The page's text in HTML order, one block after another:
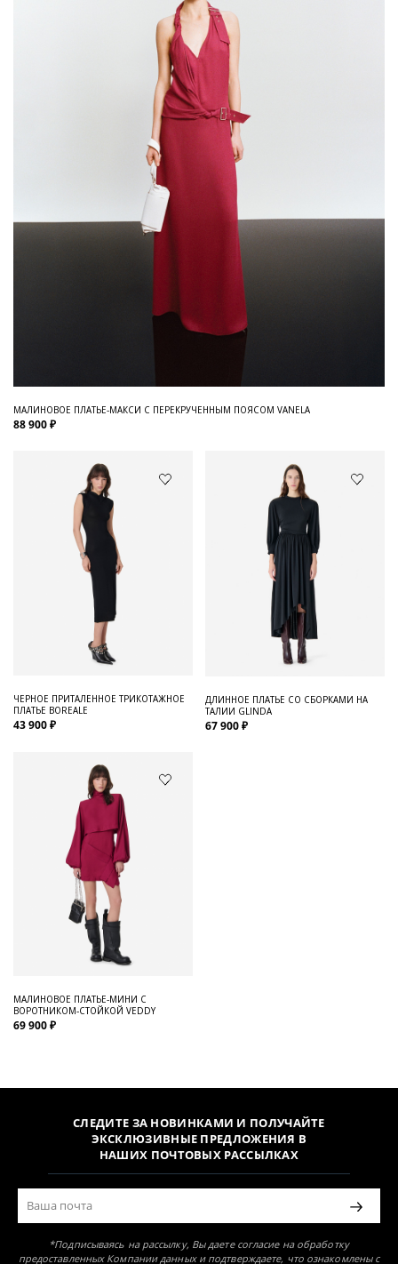
МАЛИНОВОЕ ПЛАТЬЕ-МАКСИ С ПЕРЕКРУЧЕННЫМ ПОЯСОМ VANELA
88 900 ₽
ЧЕРНОЕ ПРИТАЛЕННОЕ ТРИКОТАЖНОЕ
ПЛАТЬЕ BOREALE
43 900 ₽
ДЛИННОЕ ПЛАТЬЕ СО СБОРКАМИ НА
ТАЛИИ GLINDA
67 900 ₽
МАЛИНОВОЕ ПЛАТЬЕ-МИНИ С
ВОРОТНИКОМ-СТОЙКОЙ VEDDY
69 900 ₽
СЛЕДИТЕ ЗА НОВИНКАМИ И ПОЛУЧАЙТЕ
ЭКСКЛЮЗИВНЫЕ ПРЕДЛОЖЕНИЯ В
НАШИХ ПОЧТОВЫХ РАССЫЛКАХ
*Подписываясь на рассылку, Вы даете согласие на обработку
предоставленных Компании данных и подтверждаете, что ознакомлены с